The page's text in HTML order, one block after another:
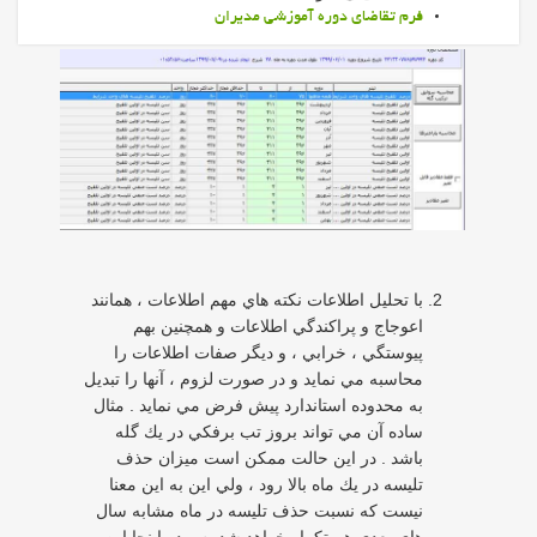
فرم تقاضای دوره آموزشی مدیران
با تحليل اطلاعات نكته هاي مهم اطلاعات ، همانند
اعوجاج و پراكندگي اطلاعات و همچنين بهم
پيوستگي ، خرابي ، و ديگر صفات اطلاعات را
محاسبه مي نمايد و در صورت لزوم ، آنها را تبديل
به محدوده استاندارد پيش فرض مي نمايد . مثال
ساده آن مي تواند بروز تب برفكي در يك گله
باشد . در اين حالت ممكن است ميزان حذف
تليسه در يك ماه بالا رود ، ولي اين به اين معنا
نيست كه نسبت حذف تليسه در ماه مشابه سال